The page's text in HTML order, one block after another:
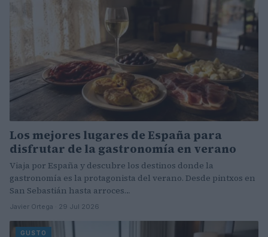
Los mejores lugares de España para
disfrutar de la gastronomía en verano
Viaja por España y descubre los destinos donde la
gastronomía es la protagonista del verano. Desde pintxos en
San Sebastián hasta arroces…
Javier Ortega · 29 Jul 2026
GUSTO